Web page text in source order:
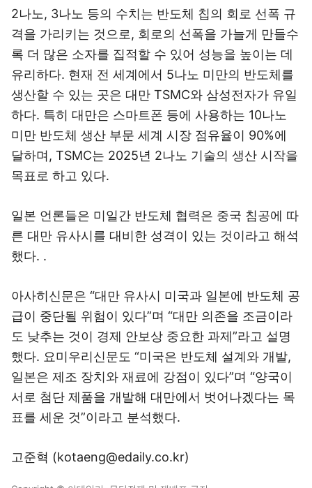
2나노, 3나노 등의 수치는 반도체 칩의 회로 선폭 규
격을 가리키는 것으로, 회로의 선폭을 가늘게 만들수
록 더 많은 소자를 집적할 수 있어 성능을 높이는 데
유리하다. 현재 전 세계에서 5나노 미만의 반도체를
생산할 수 있는 곳은 대만 TSMC와 삼성전자가 유일
하다. 특히 대만은 스마트폰 등에 사용하는 10나노
미만 반도체 생산 부문 세계 시장 점유율이 90%에
달하며, TSMC는 2025년 2나노 기술의 생산 시작을
목표로 하고 있다.
일본 언론들은 미일간 반도체 협력은 중국 침공에 따
른 대만 유사시를 대비한 성격이 있는 것이라고 해석
했다. .
아사히신문은 “대만 유사시 미국과 일본에 반도체 공
급이 중단될 위험이 있다”며 “대만 의존을 조금이라
도 낮추는 것이 경제 안보상 중요한 과제”라고 설명
했다. 요미우리신문도 “미국은 반도체 설계와 개발,
일본은 제조 장치와 재료에 강점이 있다”며 “양국이
서로 첨단 제품을 개발해 대만에서 벗어나겠다는 목
표를 세운 것”이라고 분석했다.
고준혁 (kotaeng@edaily.co.kr)